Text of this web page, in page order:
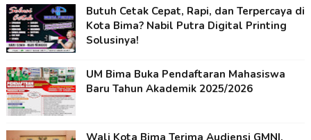
Butuh Cetak Cepat, Rapi, dan Terpercaya di
Kota Bima? Nabil Putra Digital Printing
Solusinya!
UM Bima Buka Pendaftaran Mahasiswa
Baru Tahun Akademik 2025/2026